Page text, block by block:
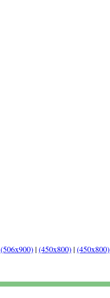
(506x900) |(450x800) |(450x800)